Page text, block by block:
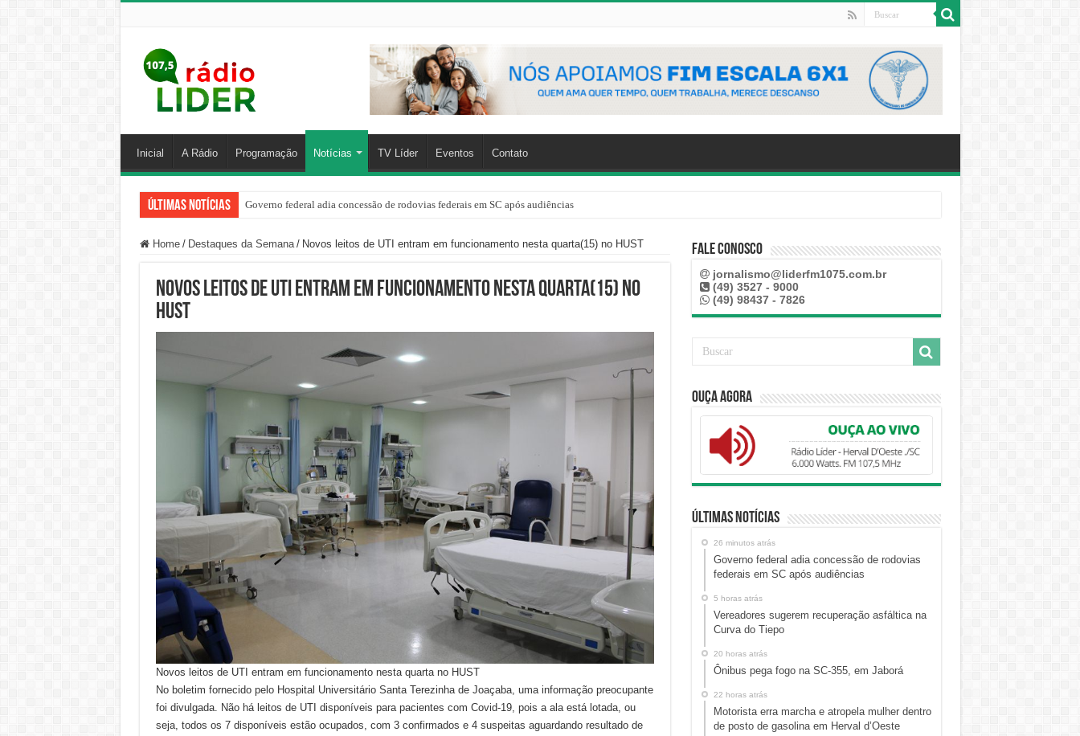
Inicial A Rádio Programação Notícias TV Líder Eventos Contato
Últimas Notícias Governo federal adia concessão de rodovias federais em SC após audiências
Home / Destaques da Semana / Novos leitos de UTI entram em funcionamento nesta quarta(15) no HUST
Novos leitos de UTI entram em funcionamento nesta quarta(15) no
HUST
Novos leitos de UTI entram em funcionamento nesta quarta no HUST
No boletim fornecido pelo Hospital Universitário Santa Terezinha de Joaçaba, uma informação preocupante
foi divulgada. Não há leitos de UTI disponíveis para pacientes com Covid-19, pois a ala está lotada, ou
seja, todos os 7 disponíveis estão ocupados, com 3 confirmados e 4 suspeitas aguardando resultado de
Fale Conosco
jornalismo@liderfm1075.com.br
(49) 3527 - 9000
(49) 98437 - 7826
Ouça Agora
Últimas Notícias
26 minutos atrás
Governo federal adia concessão de rodovias
federais em SC após audiências
5 horas atrás
Vereadores sugerem recuperação asfáltica na
Curva do Tiepo
20 horas atrás
Ônibus pega fogo na SC-355, em Jaborá
22 horas atrás
Motorista erra marcha e atropela mulher dentro
de posto de gasolina em Herval d’Oeste